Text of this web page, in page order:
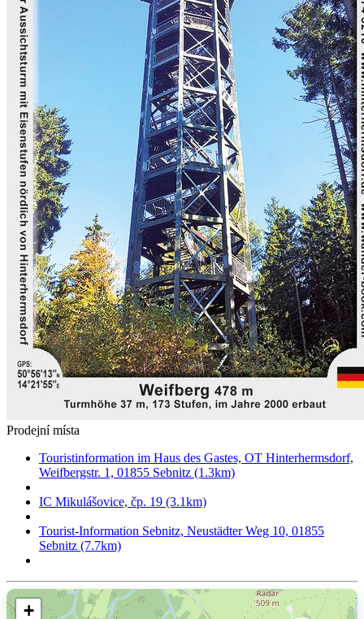
Prodejní místa
Touristinformation im Haus des Gastes, OT Hinterhermsdorf,
Weifbergstr. 1, 01855 Sebnitz (1.3km)
IC Mikulášovice, čp. 19 (3.1km)
Tourist-Information Sebnitz, Neustädter Weg 10, 01855
Sebnitz (7.7km)
+